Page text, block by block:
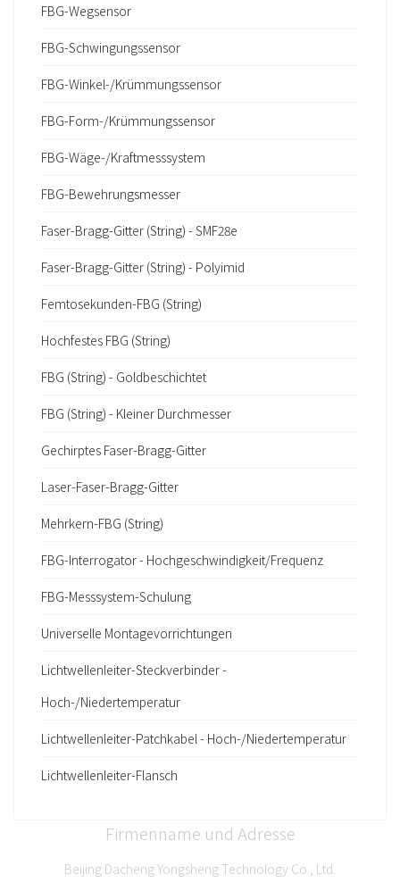
FBG-Wegsensor
FBG-Schwingungssensor
FBG-Winkel-/Krümmungssensor
FBG-Form-/Krümmungssensor
FBG-Wäge-/Kraftmesssystem
FBG-Bewehrungsmesser
Faser-Bragg-Gitter (String) - SMF28e
Faser-Bragg-Gitter (String) - Polyimid
Femtosekunden-FBG (String)
Hochfestes FBG (String)
FBG (String) - Goldbeschichtet
FBG (String) - Kleiner Durchmesser
Gechirptes Faser-Bragg-Gitter
Laser-Faser-Bragg-Gitter
Mehrkern-FBG (String)
FBG-Interrogator - Hochgeschwindigkeit/Frequenz
FBG-Messsystem-Schulung
Universelle Montagevorrichtungen
Lichtwellenleiter-Steckverbinder -
Hoch-/Niedertemperatur
Lichtwellenleiter-Patchkabel - Hoch-/Niedertemperatur
Lichtwellenleiter-Flansch
Firmenname und Adresse
Beijing Dacheng Yongsheng Technology Co., Ltd.